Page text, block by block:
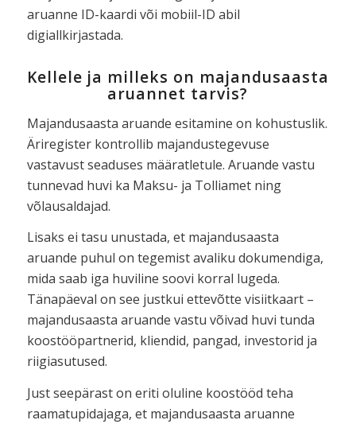
aruanne ID-kaardi või mobiil-ID abil
digiallkirjastada.
Kellele ja milleks on majandusaasta
aruannet tarvis?
Majandusaasta aruande esitamine on kohustuslik.
Äriregister kontrollib majandustegevuse
vastavust seaduses määratletule. Aruande vastu
tunnevad huvi ka Maksu- ja Tolliamet ning
võlausaldajad.
Lisaks ei tasu unustada, et majandusaasta
aruande puhul on tegemist avaliku dokumendiga,
mida saab iga huviline soovi korral lugeda.
Tänapäeval on see justkui ettevõtte visiitkaart –
majandusaasta aruande vastu võivad huvi tunda
koostööpartnerid, kliendid, pangad, investorid ja
riigiasutused.
Just seepärast on eriti oluline koostööd teha
raamatupidajaga, et majandusaasta aruanne